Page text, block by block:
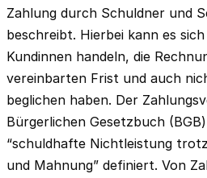
Zahlung durch Schuldner und
beschreibt. Hierbei kann es
Kundinnen handeln, die
vereinbarten Frist und auch
beglichen haben. Der
Bürgerlichen Gesetzbuch
“schuldhafte Nichtleistung
und Mahnung” definiert. Von